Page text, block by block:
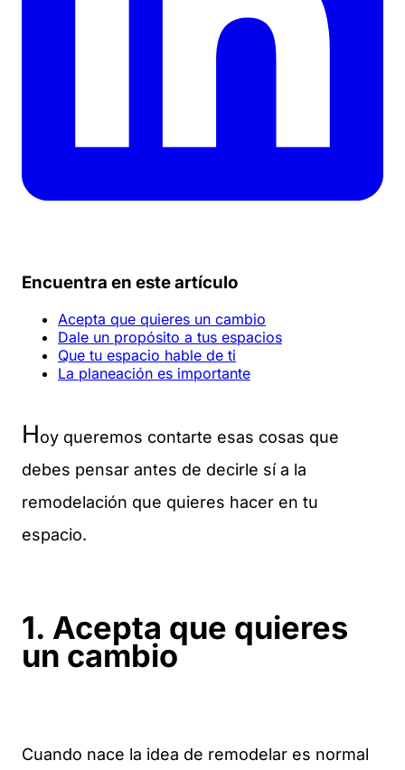
Hoy queremos contarte esas cosas que
debes pensar antes de decirle sí a la
remodelación que quieres hacer en tu
espacio.
1. Acepta que quieres
un cambio
Cuando nace la idea de remodelar es normal
Encuentra en este artículo
Acepta que quieres un cambio
Dale un propósito a tus espacios
Que tu espacio hable de ti
La planeación es importante